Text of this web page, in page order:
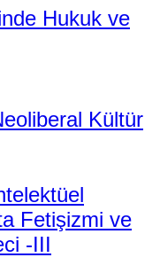
Hukuk ve
Kültür
Fetişizmi ve
-III